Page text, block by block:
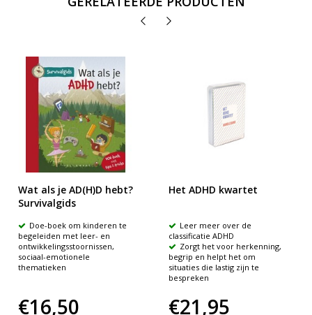
Wat als je AD(H)D hebt?
Survivalgids
Doe-boek om kinderen te
begeleiden met leer- en
ontwikkelingsstoornissen,
sociaal-emotionele
thematieken
€16,50
Het ADHD kwartet
Leer meer over de
classificatie ADHD
Zorgt het voor herkenning,
begrip en helpt het om
situaties die lastig zijn te
bespreken
€21,95